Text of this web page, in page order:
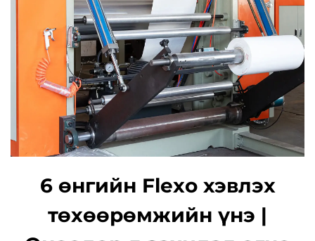
Түгээмэл асуулт
6 өнгийн Flexo хэвлэх
төхөөрөмжийн үнэ |